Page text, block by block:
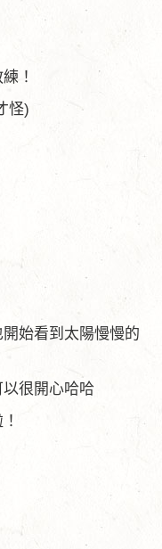
！
怪)
始看到太陽慢慢的
很開心哈哈